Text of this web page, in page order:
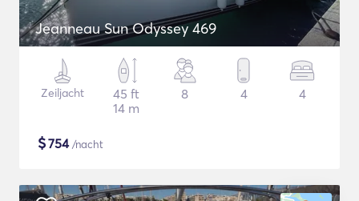
Jeanneau Sun Odyssey 469
Zeiljacht
45 ft
14 m
8 4 4
$754/nacht